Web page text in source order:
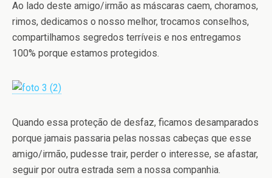
Ao lado deste amigo/irmão as máscaras caem, choramos,
rimos, dedicamos o nosso melhor, trocamos conselhos,
compartilhamos segredos terríveis e nos entregamos
100% porque estamos protegidos.
Quando essa proteção de desfaz, ficamos desamparados
porque jamais passaria pelas nossas cabeças que esse
amigo/irmão, pudesse trair, perder o interesse, se afastar,
seguir por outra estrada sem a nossa companhia.